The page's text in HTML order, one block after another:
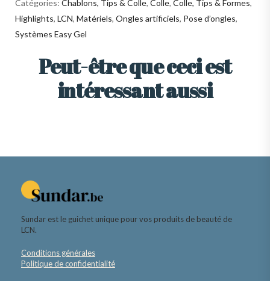
Catégories: Chablons, Tips & Colle, Colle, Colle, Tips & Formes,
Highlights, LCN, Matériels, Ongles artificiels, Pose d’ongles,
Systèmes Easy Gel
Peut-être que ceci est
intéressant aussi
Sundar est le guichet unique pour vos produits de beauté de
LCN.
Conditions générales
Politique de confidentialité